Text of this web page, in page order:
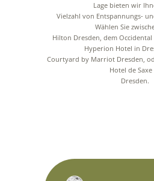
Lage bieten wir
Vielzahl von Entspannungs-
Wählen Sie
Hilton Dresden, dem
Hyperion Hotel in
Courtyard by Marriot Dresden,
Hotel de Saxe
Dresden.